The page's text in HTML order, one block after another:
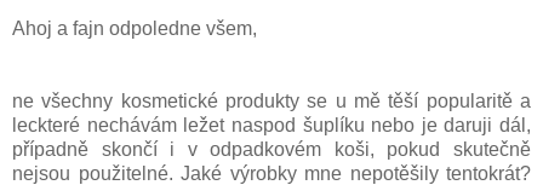
Ahoj a fajn odpoledne všem,
ne všechny kosmetické produkty se u mě těší popularitě a
leckteré nechávám ležet naspod šuplíku nebo je daruji dál,
případně skončí i v odpadkovém koši, pokud skutečně
nejsou použitelné. Jaké výrobky mne nepotěšily tentokrát?